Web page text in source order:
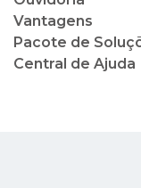
Vantagens
Pacote de
Central de Ajuda